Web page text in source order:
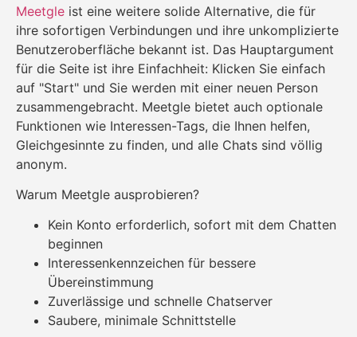
Meetgle ist eine weitere solide Alternative, die für
ihre sofortigen Verbindungen und ihre unkomplizierte
Benutzeroberfläche bekannt ist. Das Hauptargument
für die Seite ist ihre Einfachheit: Klicken Sie einfach
auf "Start" und Sie werden mit einer neuen Person
zusammengebracht. Meetgle bietet auch optionale
Funktionen wie Interessen-Tags, die Ihnen helfen,
Gleichgesinnte zu finden, und alle Chats sind völlig
anonym.
Warum Meetgle ausprobieren?
Kein Konto erforderlich, sofort mit dem Chatten
beginnen
Interessenkennzeichen für bessere
Übereinstimmung
Zuverlässige und schnelle Chatserver
Saubere, minimale Schnittstelle